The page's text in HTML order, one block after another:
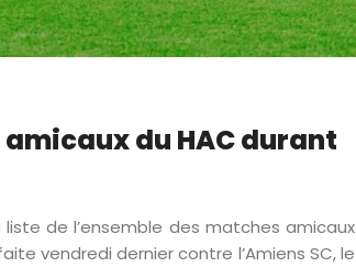
du HAC durant
de l’ensemble des matches amicaux
vendredi dernier contre l’Amiens SC, le